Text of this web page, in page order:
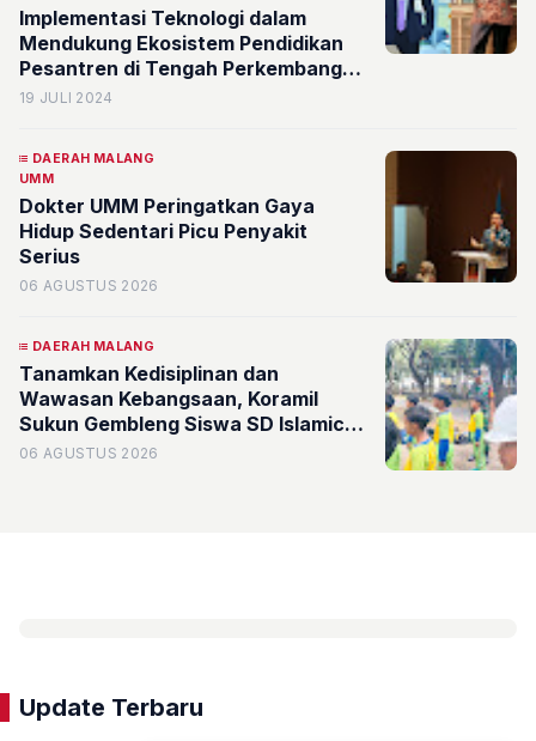
Implementasi Teknologi dalam
Mendukung Ekosistem Pendidikan
Pesantren di Tengah Perkembangan
AI dan Era Digitalisasi
19 JULI 2024
DAERAH MALANG
UMM
Dokter UMM Peringatkan Gaya
Hidup Sedentari Picu Penyakit
Serius
06 AGUSTUS 2026
DAERAH MALANG
Tanamkan Kedisiplinan dan
Wawasan Kebangsaan, Koramil
Sukun Gembleng Siswa SD Islamic
Global School di Ajang LDKS
06 AGUSTUS 2026
Update Terbaru